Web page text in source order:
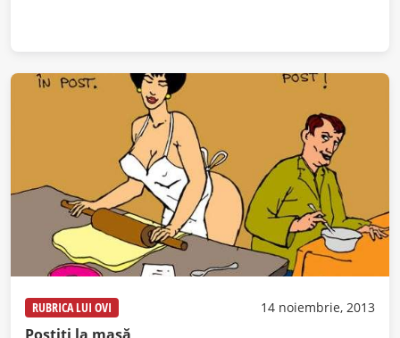
RUBRICA LUI OVI 14 noiembrie, 2013